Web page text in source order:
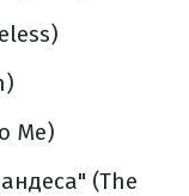
Me)
(The